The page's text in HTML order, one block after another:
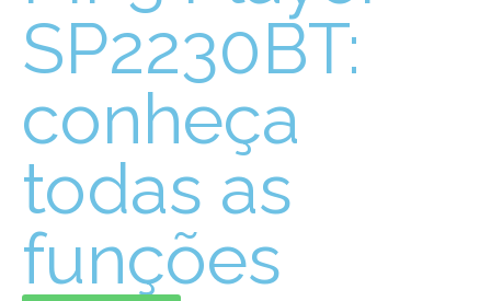
SP2230BT:
conheça
todas as
funções